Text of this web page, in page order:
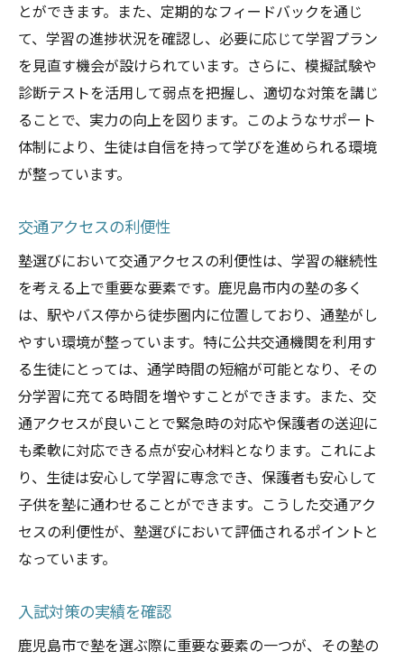
とができます。また、定期的なフィードバックを通じ
て、学習の進捗状況を確認し、必要に応じて学習プラン
を見直す機会が設けられています。さらに、模擬試験や
診断テストを活用して弱点を把握し、適切な対策を講じ
ることで、実力の向上を図ります。このようなサポート
体制により、生徒は自信を持って学びを進められる環境
が整っています。
交通アクセスの利便性
塾選びにおいて交通アクセスの利便性は、学習の継続性
を考える上で重要な要素です。鹿児島市内の塾の多く
は、駅やバス停から徒歩圏内に位置しており、通塾がし
やすい環境が整っています。特に公共交通機関を利用す
る生徒にとっては、通学時間の短縮が可能となり、その
分学習に充てる時間を増やすことができます。また、交
通アクセスが良いことで緊急時の対応や保護者の送迎に
も柔軟に対応できる点が安心材料となります。これによ
り、生徒は安心して学習に専念でき、保護者も安心して
子供を塾に通わせることができます。こうした交通アク
セスの利便性が、塾選びにおいて評価されるポイントと
なっています。
入試対策の実績を確認
鹿児島市で塾を選ぶ際に重要な要素の一つが、その塾の